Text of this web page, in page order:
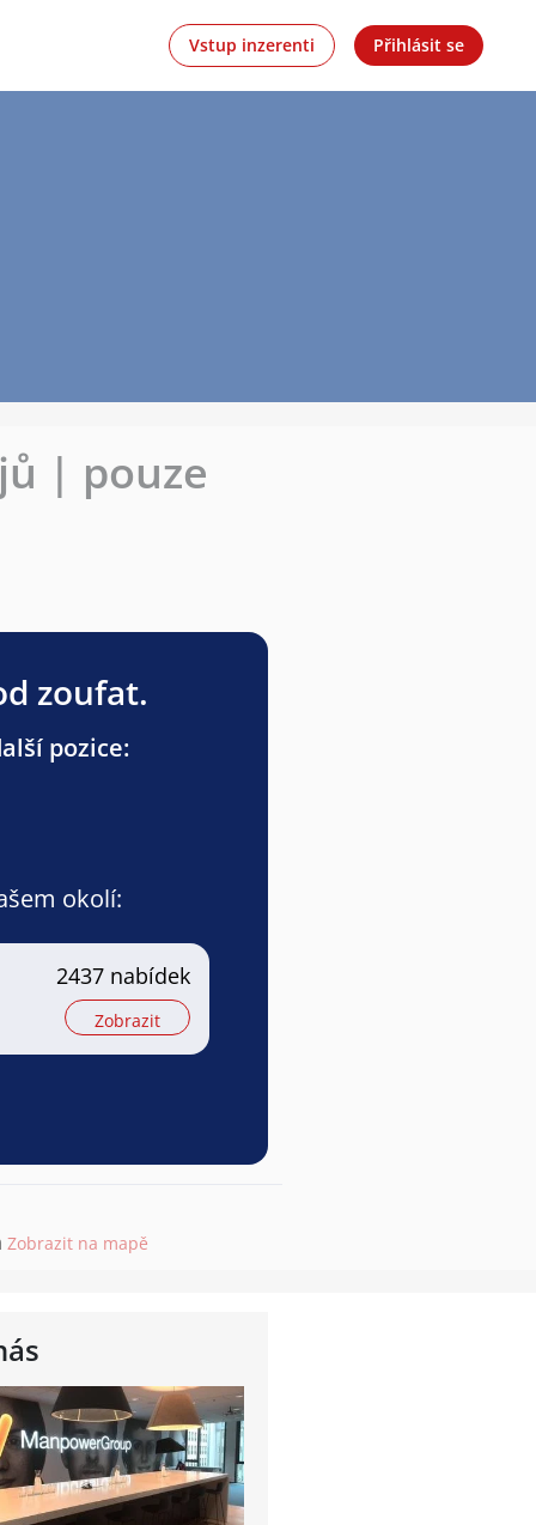
Vstup inzerenti Přihlásit se
| pouze
zoufat.
pozice:
okolí:
2437 nabídek
Zobrazit
Zobrazit na mapě